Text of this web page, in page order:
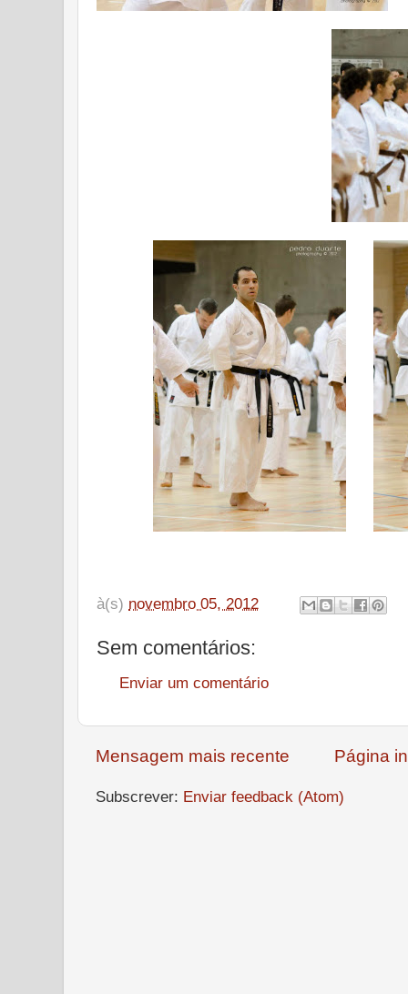
à(s) novembro 05, 2012
Sem comentários:
Enviar um comentário
Mensagem mais recente Página
Subscrever: Enviar feedback (Atom)